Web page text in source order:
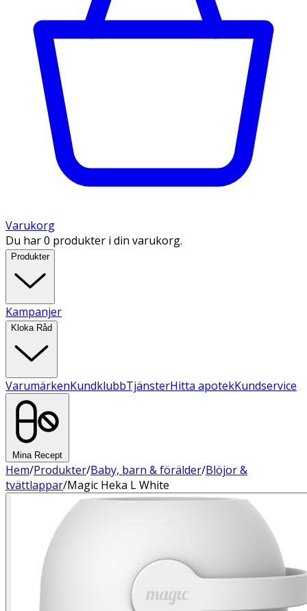
Varukorg
Du har 0 produkter i din varukorg.
Produkter
Kampanjer
Kloka Råd
VarumärkenKundklubbTjänsterHitta apotekKundservice
Mina Recept
Hem/Produkter/Baby, barn & förälder/Blöjor &
tvättlappar/Magic Heka L White